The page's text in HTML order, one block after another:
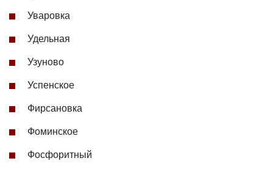
Уваровка
Удельная
Узуново
Успенское
Фирсановка
Фоминское
Фосфоритный